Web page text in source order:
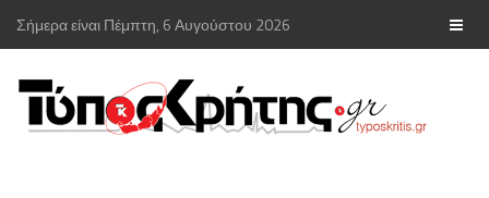
Σήμερα είναι Πέμπτη, 6 Αυγούστου 2026